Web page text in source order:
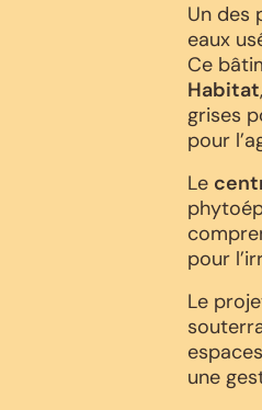
Un des
eaux
Ce
Habitat
grises
pour
Le
pour
Le
une